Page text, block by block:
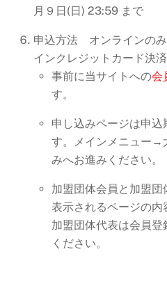
月９日(日) 23:59 まで
申込方法 オンラインの
インクレジットカード決
事前に当サイトへの会
す。
申し込みページは申込
す。メインメニュー→
みへお進みください。
加盟団体会員と加盟
表示されるページの
加盟団体代表は会員
ください。